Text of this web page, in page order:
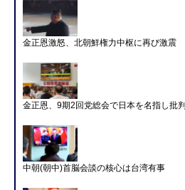
金正恩激怒、北朝鮮権力中枢に再び激震
金正恩、9期2回党総会で日本を名指し批判
中朝(朝中)首脳会談の核心は台湾有事